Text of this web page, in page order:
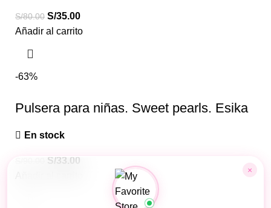
S/80.00 S/35.00
Añadir al carrito
-63%
Pulsera para niñas. Sweet pearls. Esika
En stock
S/33.00
×